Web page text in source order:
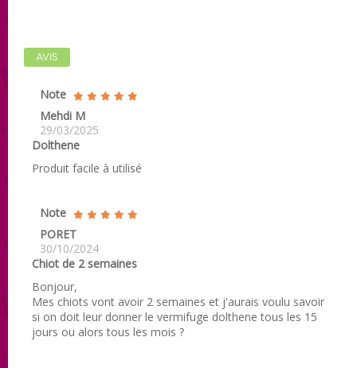
AVIS
Note
Mehdi M
29/03/2025
Dolthene
Produit facile à utilisé
Note
PORET
30/10/2024
Chiot de 2 semaines
Bonjour,
Mes chiots vont avoir 2 semaines et j'aurais voulu savoir
si on doit leur donner le vermifuge dolthene tous les 15
jours ou alors tous les mois ?